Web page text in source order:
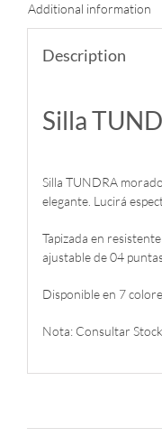
Additional information
Description
Silla
Silla TUNDRA
elegante. Lucirá
Tapizada en
ajustable de 04
Disponible en 7
Nota: Consultar Stock